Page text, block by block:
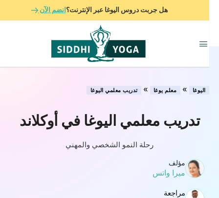
هل جربت دروس اليوغا عبر الإنترنت؟انضم الآن
اليوغا » معلم يوغا » تدريب معلمي اليوغا
تدريب معلمي اليوغا في أوكلاند
رحلة النمو الشخصي والمهني
مؤلف
ميرا واتس
مراجعة